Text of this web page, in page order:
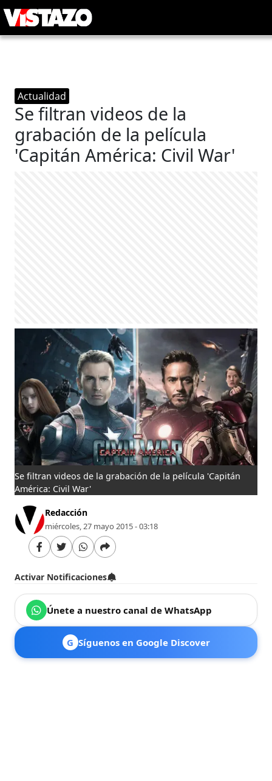
Actualidad
Se filtran videos de la
grabación de la película
'Capitán América: Civil War'
Se filtran videos de la grabación de la película 'Capitán
América: Civil War'
Redacción
miércoles, 27 mayo 2015 - 03:18
Activar Notificaciones
Únete a nuestro canal de WhatsApp
G Síguenos en Google Discover